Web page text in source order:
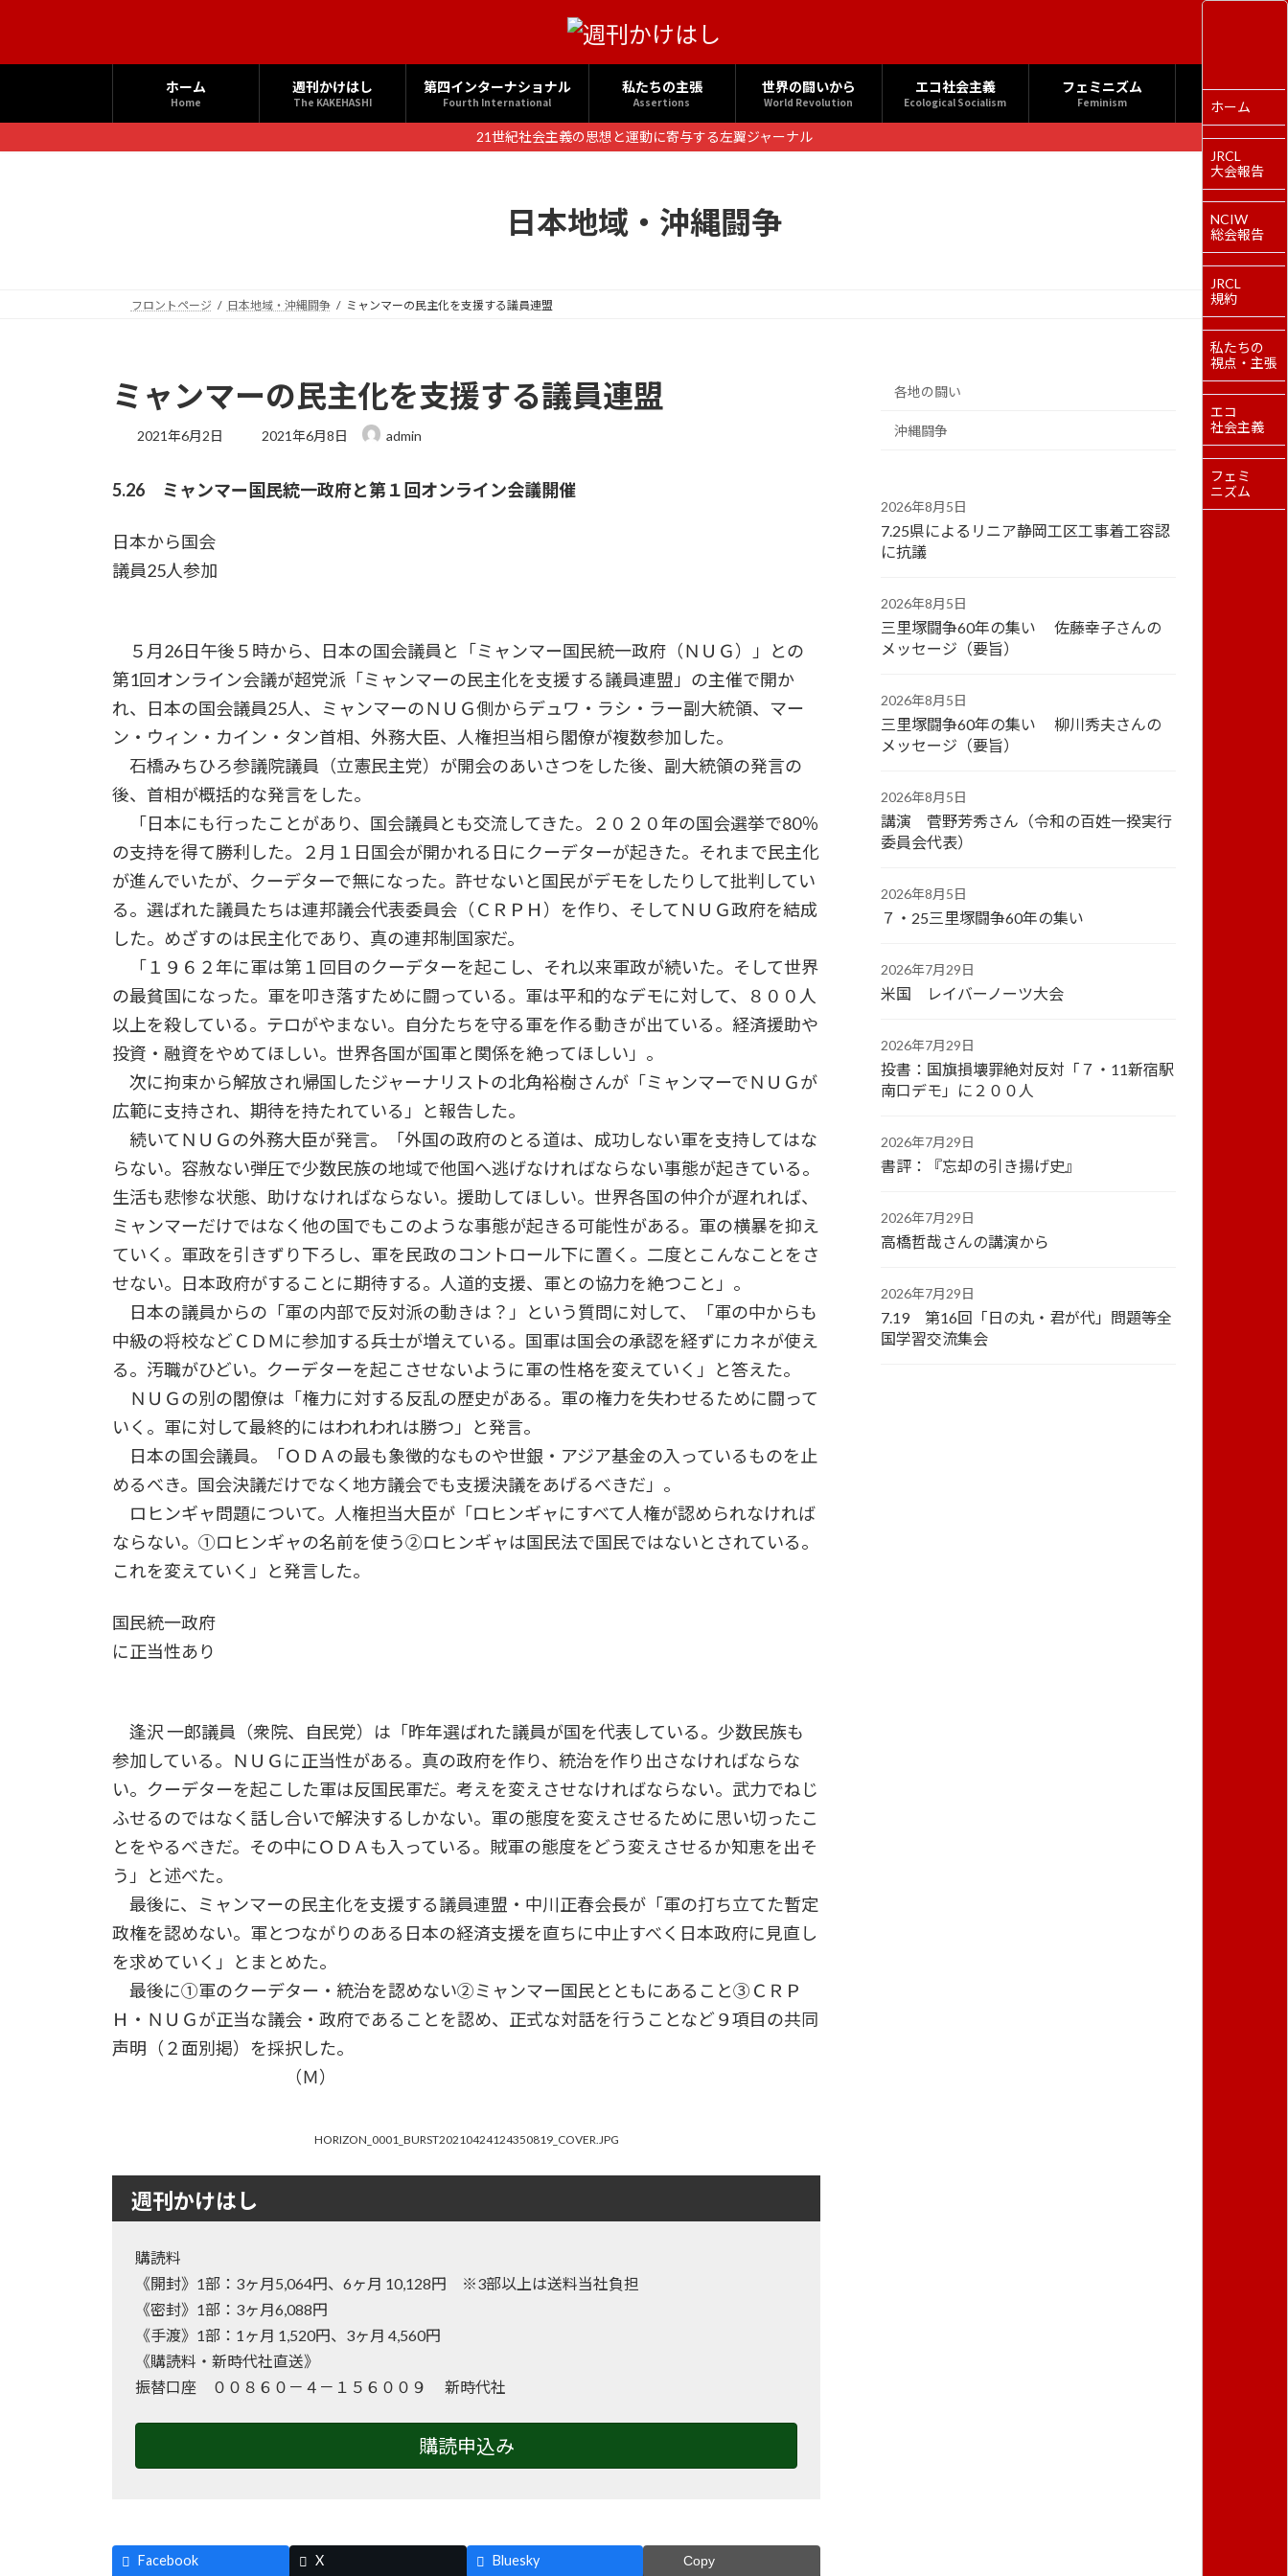
へ
ス
ョ
ン
ホーム
Home
週刊かけはし
The KAKEHASHI
第四インターナショナル
Fourth International
私たちの主張
Assertions
世界の闘いから
World Revolution
エコ社会主義
Ecological Socialism
フェミニズム
Feminism
21世紀社会主義の思想と運動に寄与する左翼ジャーナル
日本地域・沖縄闘争
フロントページ 日本地域・沖縄闘争 ミャンマーの民主化を支援する議員連盟
ミャンマーの民主化を支援する議員連盟
2021年6月2日
最
新
2021年6月8日 admin
5.26 ミャンマー国民統一政府と第１回オンライン会議開催
日本から国会
議員25人参加
５月26日午後５時から、日本の国会議員と「ミャンマー国民統一政府（ＮＵＧ）」との
第1回オンライン会議が超党派「ミャンマーの民主化を支援する議員連盟」の主催で開か
れ、日本の国会議員25人、ミャンマーのＮＵＧ側からデュワ・ラシ・ラー副大統領、マー
ン・ウィン・カイン・タン首相、外務大臣、人権担当相ら閣僚が複数参加した。
石橋みちひろ参議院議員（立憲民主党）が開会のあいさつをした後、副大統領の発言の
後、首相が概括的な発言をした。
「日本にも行ったことがあり、国会議員とも交流してきた。２０２０年の国会選挙で80％
の支持を得て勝利した。２月１日国会が開かれる日にクーデターが起きた。それまで民主化
が進んでいたが、クーデターで無になった。許せないと国民がデモをしたりして批判してい
る。選ばれた議員たちは連邦議会代表委員会（ＣＲＰＨ）を作り、そしてＮＵＧ政府を結成
した。めざすのは民主化であり、真の連邦制国家だ。
「１９６２年に軍は第１回目のクーデターを起こし、それ以来軍政が続いた。そして世界
の最貧国になった。軍を叩き落すために闘っている。軍は平和的なデモに対して、８００人
以上を殺している。テロがやまない。自分たちを守る軍を作る動きが出ている。経済援助や
投資・融資をやめてほしい。世界各国が国軍と関係を絶ってほしい」。
次に拘束から解放され帰国したジャーナリストの北角裕樹さんが「ミャンマーでＮＵＧが
広範に支持され、期待を持たれている」と報告した。
続いてＮＵＧの外務大臣が発言。「外国の政府のとる道は、成功しない軍を支持してはな
らない。容赦ない弾圧で少数民族の地域で他国へ逃げなければならない事態が起きている。
生活も悲惨な状態、助けなければならない。援助してほしい。世界各国の仲介が遅れれば、
ミャンマーだけではなく他の国でもこのような事態が起きる可能性がある。軍の横暴を抑え
ていく。軍政を引きずり下ろし、軍を民政のコントロール下に置く。二度とこんなことをさ
せない。日本政府がすることに期待する。人道的支援、軍との協力を絶つこと」。
日本の議員からの「軍の内部で反対派の動きは？」という質問に対して、「軍の中からも
中級の将校などＣＤＭに参加する兵士が増えている。国軍は国会の承認を経ずにカネが使え
る。汚職がひどい。クーデターを起こさせないように軍の性格を変えていく」と答えた。
ＮＵＧの別の閣僚は「権力に対する反乱の歴史がある。軍の権力を失わせるために闘って
いく。軍に対して最終的にはわれわれは勝つ」と発言。
日本の国会議員。「ＯＤＡの最も象徴的なものや世銀・アジア基金の入っているものを止
めるべき。国会決議だけでなく地方議会でも支援決議をあげるべきだ」。
ロヒンギャ問題について。人権担当大臣が「ロヒンギャにすべて人権が認められなければ
ならない。①ロヒンギャの名前を使う②ロヒンギャは国民法で国民ではないとされている。
これを変えていく」と発言した。
国民統一政府
に正当性あり
逢沢 一郎議員（衆院、自民党）は「昨年選ばれた議員が国を代表している。少数民族も
参加している。ＮＵＧに正当性がある。真の政府を作り、統治を作り出さなければならな
い。クーデターを起こした軍は反国民軍だ。考えを変えさせなければならない。武力でねじ
ふせるのではなく話し合いで解決するしかない。軍の態度を変えさせるために思い切ったこ
とをやるべきだ。その中にＯＤＡも入っている。賊軍の態度をどう変えさせるか知恵を出そ
う」と述べた。
最後に、ミャンマーの民主化を支援する議員連盟・中川正春会長が「軍の打ち立てた暫定
政権を認めない。軍とつながりのある日本の経済支援を直ちに中止すべく日本政府に見直し
を求めていく」とまとめた。
最後に①軍のクーデター・統治を認めない②ミャンマー国民とともにあること③ＣＲＰ
Ｈ・ＮＵＧが正当な議会・政府であることを認め、正式な対話を行うことなど９項目の共同
声明（２面別掲）を採択した。
（Ｍ）
HORIZON_0001_BURST20210424124350819_COVER.JPG
週刊かけはし
購読料
《開封》1部：3ヶ月5,064円、6ヶ月 10,128円 ※3部以上は送料当社負担
《密封》1部：3ヶ月6,088円
《手渡》1部：1ヶ月 1,520円、3ヶ月 4,560円
《購読料・新時代社直送》
振替口座 ００８６０－４－１５６００９ 新時代社
購読申込み
Facebook X Bluesky Copy
各地の闘い
沖縄闘争
2026年8月5日
7.25県によるリニア静岡工区工事着工容認
に抗議
2026年8月5日
三里塚闘争60年の集い 佐藤幸子さんの
メッセージ（要旨）
2026年8月5日
三里塚闘争60年の集い 柳川秀夫さんの
メッセージ（要旨）
2026年8月5日
講演 菅野芳秀さん（令和の百姓一揆実行
委員会代表）
2026年8月5日
７・25三里塚闘争60年の集い
2026年7月29日
米国 レイバーノーツ大会
2026年7月29日
投書：国旗損壊罪絶対反対「７・11新宿駅
南口デモ」に２００人
2026年7月29日
書評：『忘却の引き揚げ史』
2026年7月29日
高橋哲哉さんの講演から
2026年7月29日
7.19 第16回「日の丸・君が代」問題等全
国学習交流集会
ホーム
JRCL
大会報告
NCIW
総会報告
JRCL
規約
私たちの
視点・主張
エコ
社会主義
フェミ
ニズム